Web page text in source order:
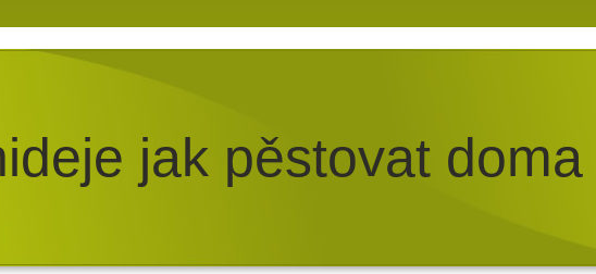
jak pěstovat doma